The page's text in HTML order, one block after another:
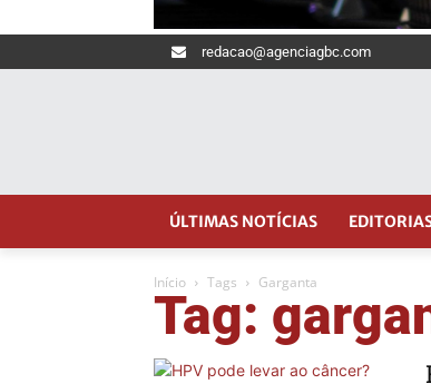
redacao@agenciagbc.com
ÚLTIMAS NOTÍCIAS
Início Tags Garganta
Tag: